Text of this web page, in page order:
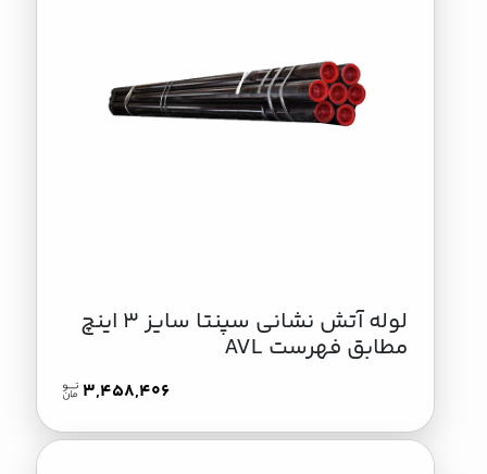
لوله آتش نشانی سپنتا سایز 3 اینچ
مطابق فهرست AVL
3,458,406